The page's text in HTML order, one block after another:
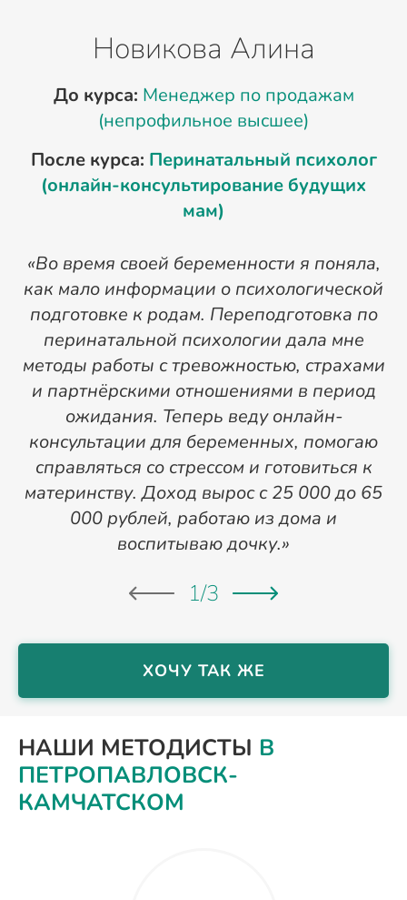
Новикова Алина
До курса: Менеджер по продажам
(непрофильное высшее)
После курса: Перинатальный психолог
(онлайн-консультирование будущих
мам)
«Во время своей беременности я поняла,
как мало информации о психологической
подготовке к родам. Переподготовка по
перинатальной психологии дала мне
методы работы с тревожностью, страхами
и партнёрскими отношениями в период
ожидания. Теперь веду онлайн-
консультации для беременных, помогаю
справляться со стрессом и готовиться к
материнству. Доход вырос с 25 000 до 65
000 рублей, работаю из дома и
воспитываю дочку.»
1/3
ХОЧУ ТАК ЖЕ
НАШИ МЕТОДИСТЫ В
ПЕТРОПАВЛОВСК-
КАМЧАТСКОМ